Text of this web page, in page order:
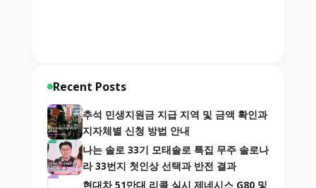
Recent Posts
추석 민생지원금 지급 지역 및 금액 확인과
지자체별 신청 방법 안내
나는 솔로 33기 모태솔로 특집 무주 솔로나
라 33번지 첫인상 선택과 반전 결과
현대차 51만대 리콜 실시 제네시스 G80 및